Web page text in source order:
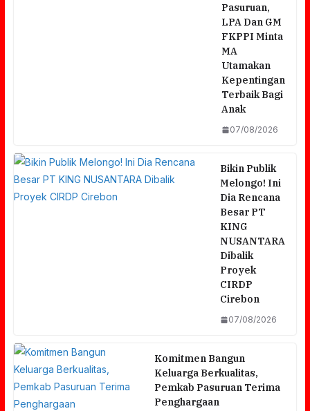
Pasuruan,
LPA Dan GM
FKPPI Minta
MA
Utamakan
Kepentingan
Terbaik Bagi
Anak
07/08/2026
Bikin Publik
Melongo! Ini
Dia Rencana
Besar PT
KING
NUSANTARA
Dibalik
Proyek
CIRDP
Cirebon
07/08/2026
Komitmen Bangun
Keluarga Berkualitas,
Pemkab Pasuruan Terima
Penghargaan